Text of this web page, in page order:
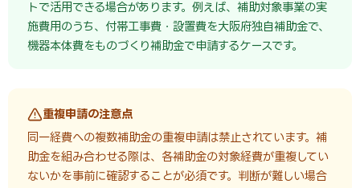
トで活用できる場合があります。例えば、補助対象事業の実
施費用のうち、付帯工事費・設置費を大阪府独自補助金で、
機器本体費をものづくり補助金で申請するケースです。
重複申請の注意点
同一経費への複数補助金の重複申請は禁止されています。補
助金を組み合わせる際は、各補助金の対象経費が重複してい
ないかを事前に確認することが必須です。判断が難しい場合